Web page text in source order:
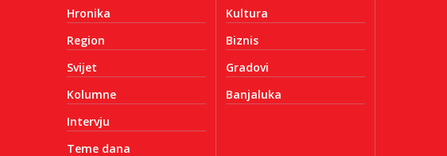
Hronika
Region
Svijet
Kolumne
Intervju
Teme dana
Kultura
Biznis
Gradovi
Banjaluka